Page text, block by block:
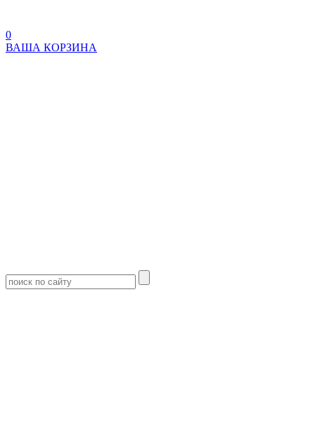
0
ВАША КОРЗИНА